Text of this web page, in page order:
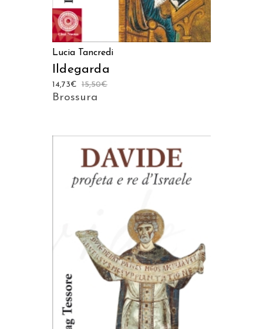
Lucia Tancredi
Ildegarda
15,50€
14,73€
Brossura
AGGIUNGI AL CARRELLO